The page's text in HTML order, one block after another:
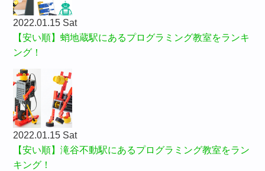
2022.01.15 Sat
【安い順】蛸地蔵駅にあるプログラミング教室をランキ
ング！
2022.01.15 Sat
【安い順】滝谷不動駅にあるプログラミング教室をラン
キング！